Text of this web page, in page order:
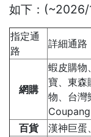
如下：(~2026/
指定通
路
詳細通路
網購
蝦皮購物
寶、東森
物、台灣
百貨
漢神巨蛋